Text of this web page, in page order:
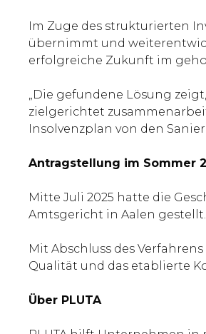
Im Zuge des strukturierten
übernimmt und
erfolgreiche Zukunft im
„Die gefundene Lösung
zielgerichtet
Insolvenzplan von den
Antragstellung im Sommer
Mitte Juli 2025 hatte die
Amtsgericht in Aalen
Mit Abschluss des
Qualität und das etablierte
Über PLUTA